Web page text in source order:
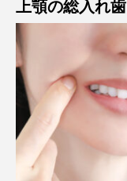
上顎の総入れ